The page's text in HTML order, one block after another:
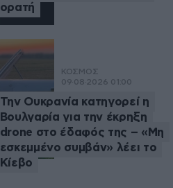
ορατή
ΚΟΣΜΟΣ
09·08·2026 01:00
Την Ουκρανία κατηγορεί η
Βουλγαρία για την έκρηξη
drone στο έδαφός της – «Μη
εσκεμμένο συμβάν» λέει το
Κίεβο